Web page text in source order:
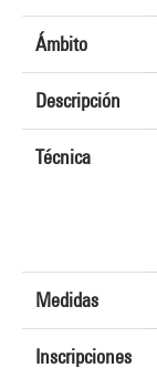
Ámbito
Descripción
Técnica
Medidas
Inscripciones